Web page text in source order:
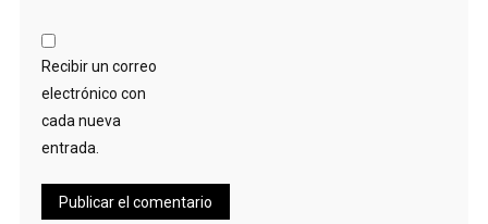
Recibir un correo
electrónico con
cada nueva
entrada.